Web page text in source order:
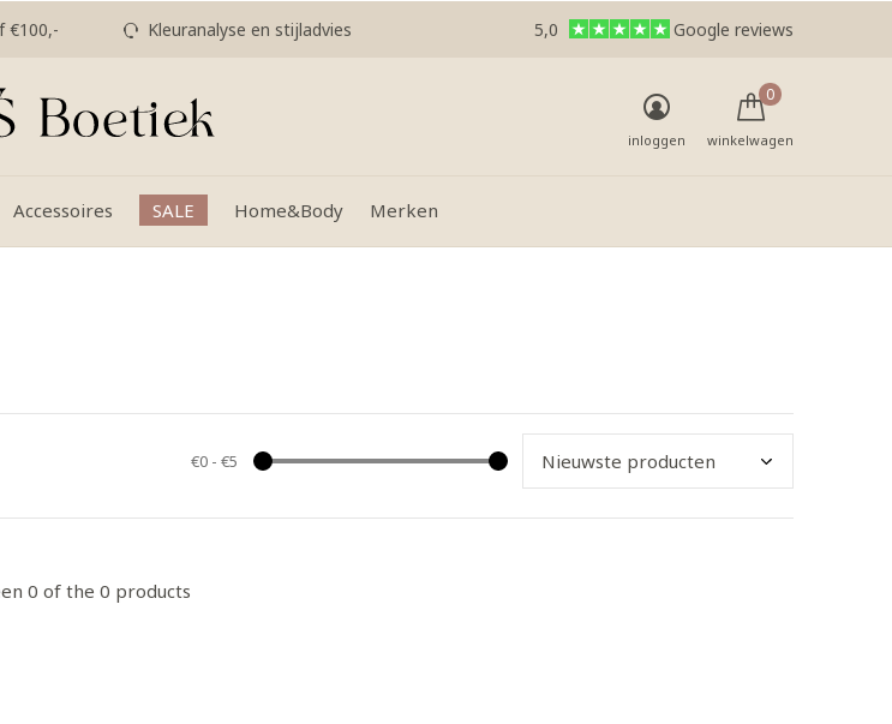
Accessoires SALE Home&Body Merken
inloggen winkelwagen
0
€100,- Kleuranalyse en stijladvies 5,0 Google reviews
€0- €5
0 of the 0 products